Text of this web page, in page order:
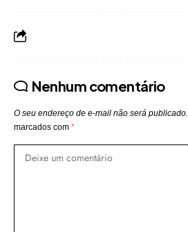
Nenhum comentário
O seu endereço de e-mail não será publicado.
marcados com *